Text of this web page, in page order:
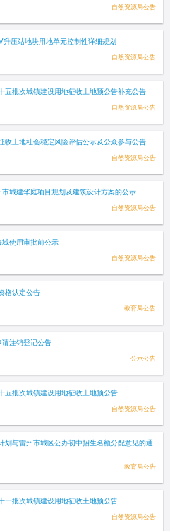
自然资源局公告
压站地块用地单元控制性详细规划
自然资源局公告
批次城镇建设用地征收土地预公告补充公告
自然资源局公告
土地社会稳定风险评估公示及公众参与公告
自然资源局公告
城建华庭项目规划及建筑设计方案的公示
自然资源局公告
使用审批前公示
自然资源局公告
格认定公告
教育局公告
注销登记公告
公示公告
五批次城镇建设用地征收土地预公告
自然资源局公告
与雷州市城区公办初中招生名额分配意见的通
教育局公告
一批次城镇建设用地征收土地预公告
自然资源局公告